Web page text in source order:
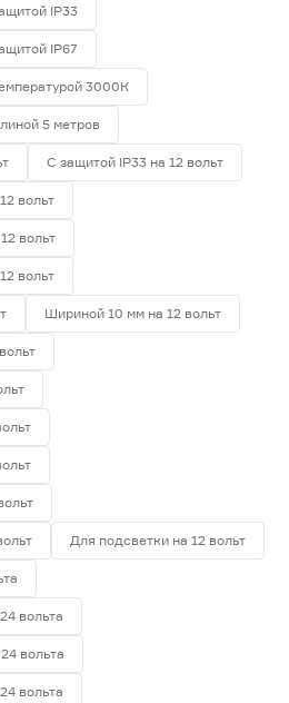
IP33
IP67
3000К
5 метров
С защитой IP33 на 12 вольт
вольт
вольт
вольт
Шириной 10 мм на 12 вольт
Для подсветки на 12 вольт
вольта
вольта
вольта